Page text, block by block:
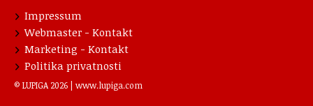
Impressum
Webmaster - Kontakt
Marketing - Kontakt
Politika privatnosti
© LUPIGA 2026 | www.lupiga.com